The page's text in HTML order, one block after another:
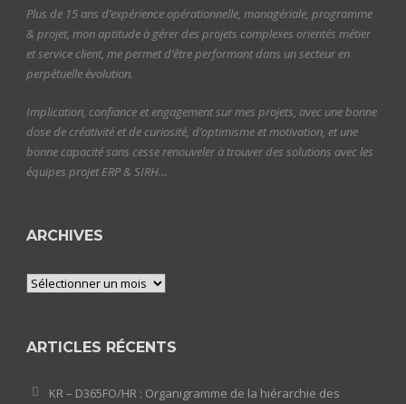
Plus de 15 ans d’expérience opérationnelle, managériale, programme
& projet, mon aptitude à gérer des projets complexes orientés métier
et service client, me permet d’être performant dans un secteur en
perpétuelle évolution.
Implication, confiance et engagement sur mes projets, avec une bonne
dose de créativité et de curiosité, d’optimisme et motivation, et une
bonne capacité sans cesse renouveler à trouver des solutions avec les
équipes projet ERP & SIRH…
ARCHIVES
Archives
ARTICLES RÉCENTS
KR – D365FO/HR : Organigramme de la hiérarchie des